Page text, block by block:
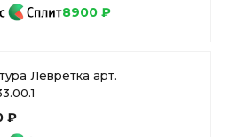
8900 ₽
Левретка арт.
₽